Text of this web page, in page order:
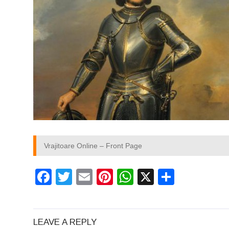
Vrajitoare Online – Front Page
Facebook
Twitter
EmailPinterest
WhatsApp
X
LEAVE A REPLY